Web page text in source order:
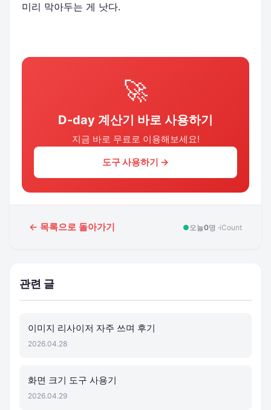
미리 막아두는 게 낫다.
🚀
D-day 계산기 바로 사용하기
지금 바로 무료로 이용해보세요!
도구 사용하기 →
← 목록으로 돌아가기 ● 오늘0명 ·iCount
관련 글
이미지 리사이저 자주 쓰며 후기
2026.04.28
화면 크기 도구 사용기
2026.04.29